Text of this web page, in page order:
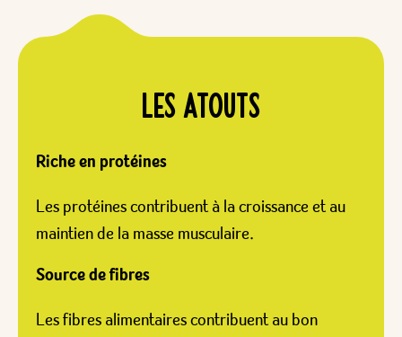
Les ATOUTs
Riche en protéines
Les protéines contribuent à la croissance et au
maintien de la masse musculaire.
Source de fibres
Les fibres alimentaires contribuent au bon